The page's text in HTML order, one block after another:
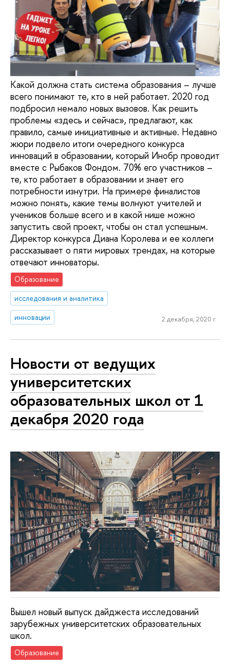
Какой должна стать система образования – лучше
всего понимают те, кто в ней работает. 2020 год
подбросил немало новых вызовов. Как решить
проблемы «здесь и сейчас», предлагают, как
правило, самые инициативные и активные. Недавно
жюри подвело итоги очередного конкурса
инноваций в образовании, который Инобр проводит
вместе с Рыбаков Фондом. 70% его участников –
те, кто работает в образовании и знает его
потребности изнутри. На примере финалистов
можно понять, какие темы волнуют учителей и
учеников больше всего и в какой нише можно
запустить свой проект, чтобы он стал успешным.
Директор конкурса Диана Королева и ее коллеги
рассказывает о пяти мировых трендах, на которые
отвечают инноваторы.
Образование
исследования и аналитика
инновации
2 декабря, 2020 г.
Новости от ведущих
университетских
образовательных школ от 1
декабря 2020 года
Вышел новый выпуск дайджеста исследований
зарубежных университетских образовательных
школ.
Образование